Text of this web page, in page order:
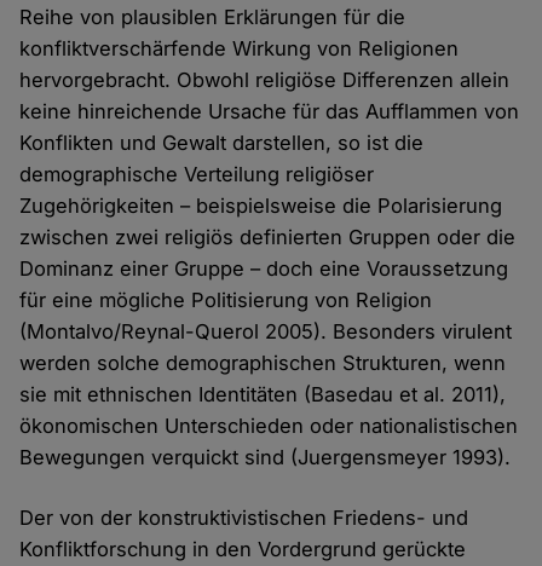
Reihe von plausiblen Erklärungen für die
konfliktverschärfende Wirkung von Religionen
hervorgebracht. Obwohl religiöse Differenzen allein
keine hinreichende Ursache für das Aufflammen von
Konflikten und Gewalt darstellen, so ist die
demographische Verteilung religiöser
Zugehörigkeiten – beispielsweise die Polarisierung
zwischen zwei religiös definierten Gruppen oder die
Dominanz einer Gruppe – doch eine Voraussetzung
für eine mögliche Politisierung von Religion
(Montalvo/Reynal-Querol 2005). Besonders virulent
werden solche demographischen Strukturen, wenn
sie mit ethnischen Identitäten (Basedau et al. 2011),
ökonomischen Unterschieden oder nationalistischen
Bewegungen verquickt sind (Juergensmeyer 1993).
Der von der konstruktivistischen Friedens- und
Konfliktforschung in den Vordergrund gerückte